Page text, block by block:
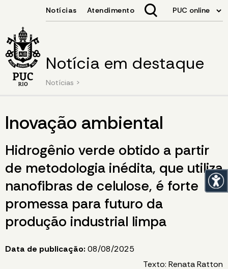
Notícia em destaque
Notícias >
Inovação ambiental
Hidrogênio verde obtido a partir
de metodologia inédita, que utiliza
nanofibras de celulose, é forte
promessa para futuro da
produção industrial limpa
Data de publicação: 08/08/2025
Texto: Renata Ratton